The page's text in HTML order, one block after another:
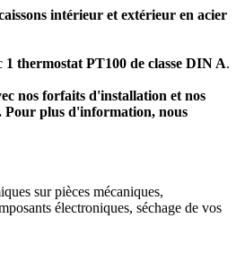
intérieur et extérieur en acier
1 thermostat PT100 de classe DIN A.
nos forfaits d'installation et nos
Pour plus d'information, nous
sur pièces mécaniques,
électroniques, séchage de vos